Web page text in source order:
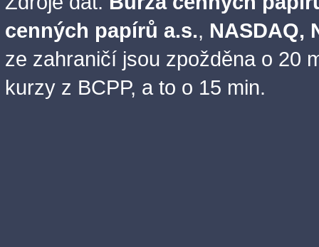
cenných papírů a.s., NASDAQ,
ze zahraničí jsou zpožděna o 20
kurzy z BCPP, a to o 15 min.